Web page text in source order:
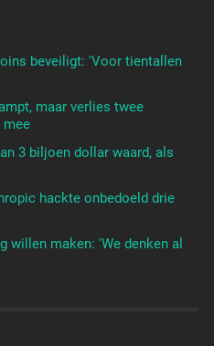
beveiligt: 'Voor tientallen
maar verlies twee
mee
3 biljoen dollar waard, als
hackte onbedoeld drie
willen maken: 'We denken al